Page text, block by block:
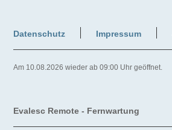
Datenschutz Impressum
Am 10.08.2026 wieder ab 09:00 Uhr geöffnet.
Evalesc Remote - Fernwartung